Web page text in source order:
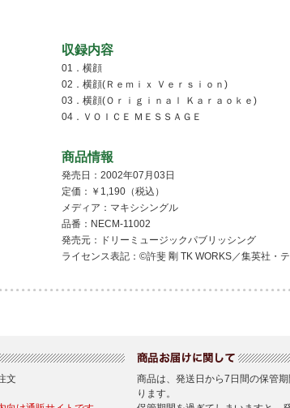
収録内容
01．横顔
02．横顔(Ｒｅｍｉｘ Ｖｅｒｓｉｏｎ)
03．横顔(Ｏｒｉｇｉｎａｌ Ｋａｒａｏｋｅ)
04．ＶＯＩＣＥ ＭＥＳＳＡＧＥ
商品情報
発売日：2002年07月03日
定価：￥1,190（税込）
メディア：マキシシングル
品番：NECM-11002
発売元：ドリーミュージックパブリッシング
ライセンス表記：©許斐 剛 TK WORKS／集英社・